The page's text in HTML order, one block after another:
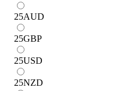
25AUD
25GBP
25USD
25NZD